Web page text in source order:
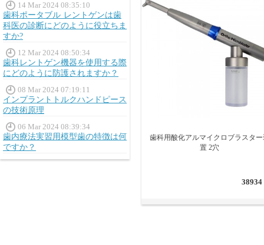
14 Mar 2024 08:35:10
歯科ポータブル レントゲンは歯
科医の診断にどのように役立ちま
すか?
12 Mar 2024 08:50:34
歯科レントゲン機器を使用する際
にどのように防護されますか？
08 Mar 2024 07:19:11
インプラントトルクハンドピース
の技術原理
06 Mar 2024 08:39:34
歯内療法実習用模型歯の特徴は何
ですか？
歯科用酸化アルマイクロブラスター
置 2穴
38934